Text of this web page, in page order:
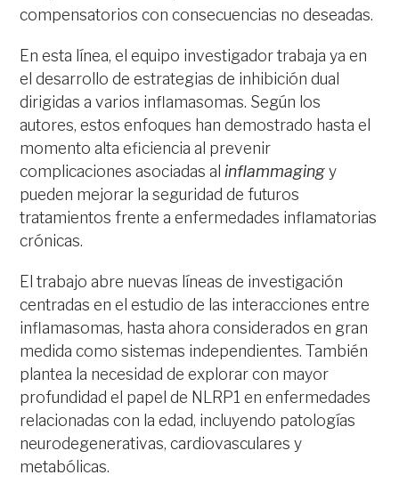
compensatorios con consecuencias no deseadas.
En esta línea, el equipo investigador trabaja ya en
el desarrollo de estrategias de inhibición dual
dirigidas a varios inflamasomas. Según los
autores, estos enfoques han demostrado hasta el
momento alta eficiencia al prevenir
complicaciones asociadas alinflammagingy
pueden mejorar la seguridad de futuros
tratamientos frente a enfermedades inflamatorias
crónicas.
El trabajo abre nuevas líneas de investigación
centradas en el estudio de las interacciones entre
inflamasomas, hasta ahora considerados en gran
medida como sistemas independientes. También
plantea la necesidad de explorar con mayor
profundidad el papel de NLRP1 en enfermedades
relacionadas con la edad, incluyendo patologías
neurodegenerativas, cardiovasculares y
metabólicas.